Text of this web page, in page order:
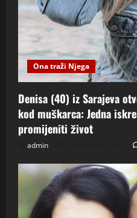
Ona traži Njega
Denisa (40) iz Sarajeva
kod muškarca: Jedna
promijeniti život
admin